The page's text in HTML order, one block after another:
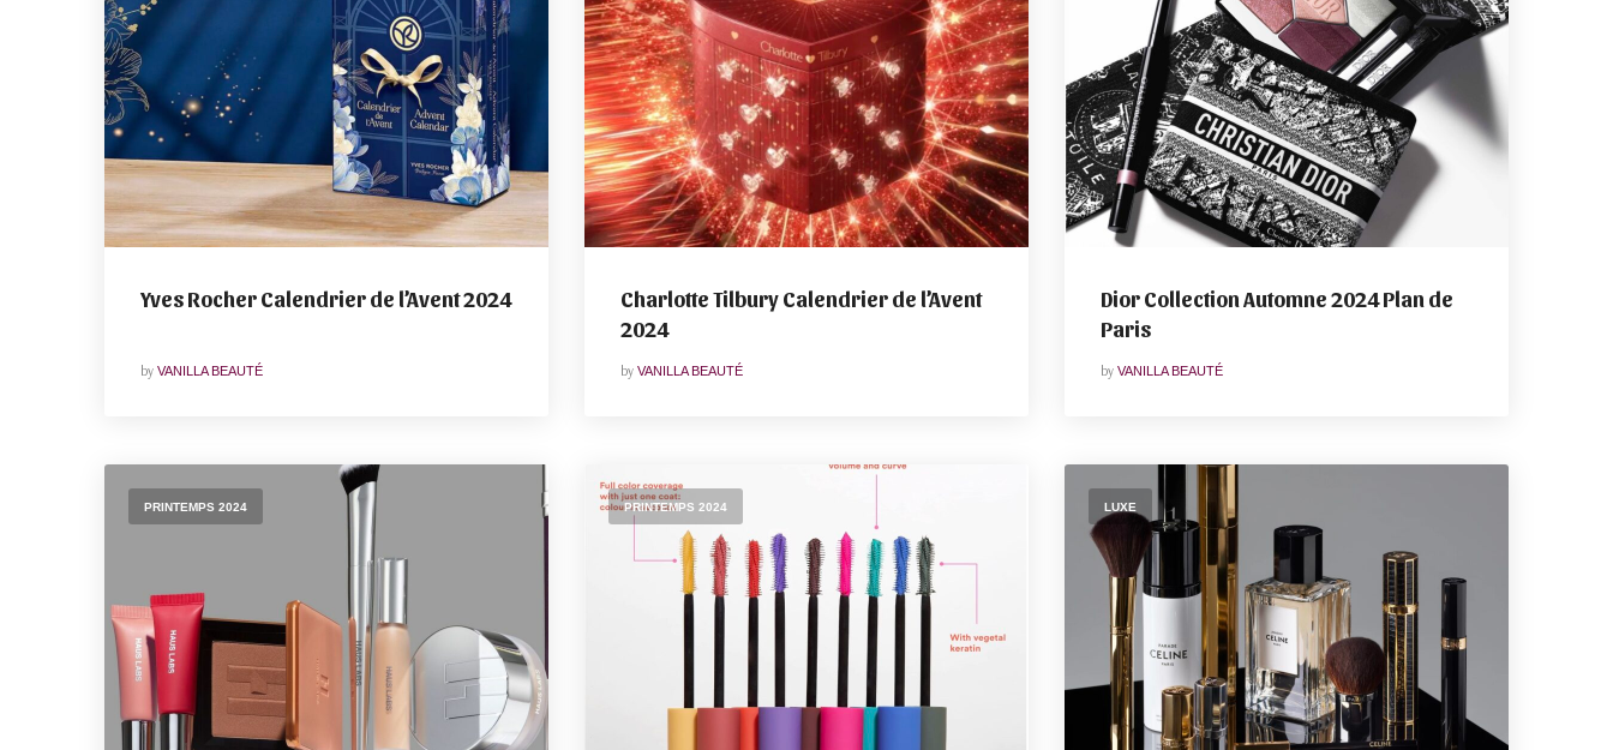
Yves Rocher Calendrier de l’Avent 2024
by VANILLA BEAUTÉ
Charlotte Tilbury Calendrier de l’Avent
2024
by VANILLA BEAUTÉ
Dior Collection Automne 2024 Plan de
Paris
by VANILLA BEAUTÉ
PRINTEMPS 2024 PRINTEMPS 2024 LUXE